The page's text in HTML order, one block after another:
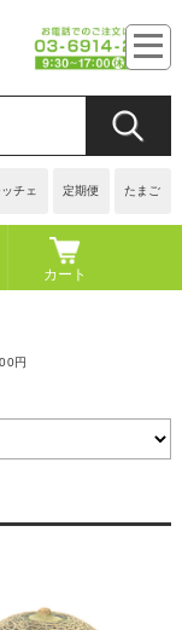
チェ 定期便 たまご
カート
円